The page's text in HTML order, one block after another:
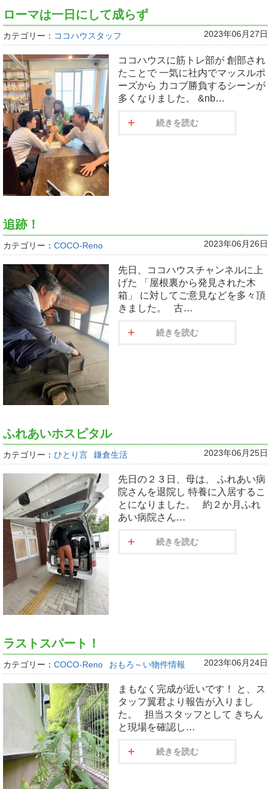
ローマは一日にして成らず
カテゴリー： ココハウスタッフ 2023年06月27日
ココハウスに筋トレ部が 創部され
たことで 一気に社内でマッスルポ
ーズから 力コブ勝負するシーンが
多くなりました。 &nb…
続きを読む
追跡！
カテゴリー： COCO-Reno 2023年06月26日
先日、ココハウスチャンネルに上
げた 「屋根裏から発見された木
箱」 に対してご意見などを多々頂
きました。 古…
続きを読む
ふれあいホスピタル
カテゴリー： ひとり言 鎌倉生活 2023年06月25日
先日の２３日、母は、 ふれあい病
院さんを退院し 特養に入居するこ
とになりました。 約２か月ふれ
あい病院さん…
続きを読む
ラストスパート！
カテゴリー： COCO-Reno おもろ～い物件情報 2023年06月24日
まもなく完成が近いです！ と、ス
タッフ翼君より報告が入りまし
た。 担当スタッフとして きちん
と現場を確認し…
続きを読む